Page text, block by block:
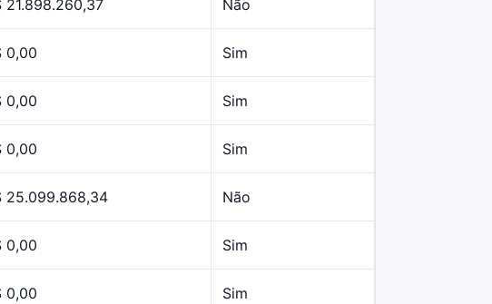
21.898.260,37 Não
0,00 Sim
0,00 Sim
0,00 Sim
25.099.868,34 Não
0,00 Sim
0,00 Sim